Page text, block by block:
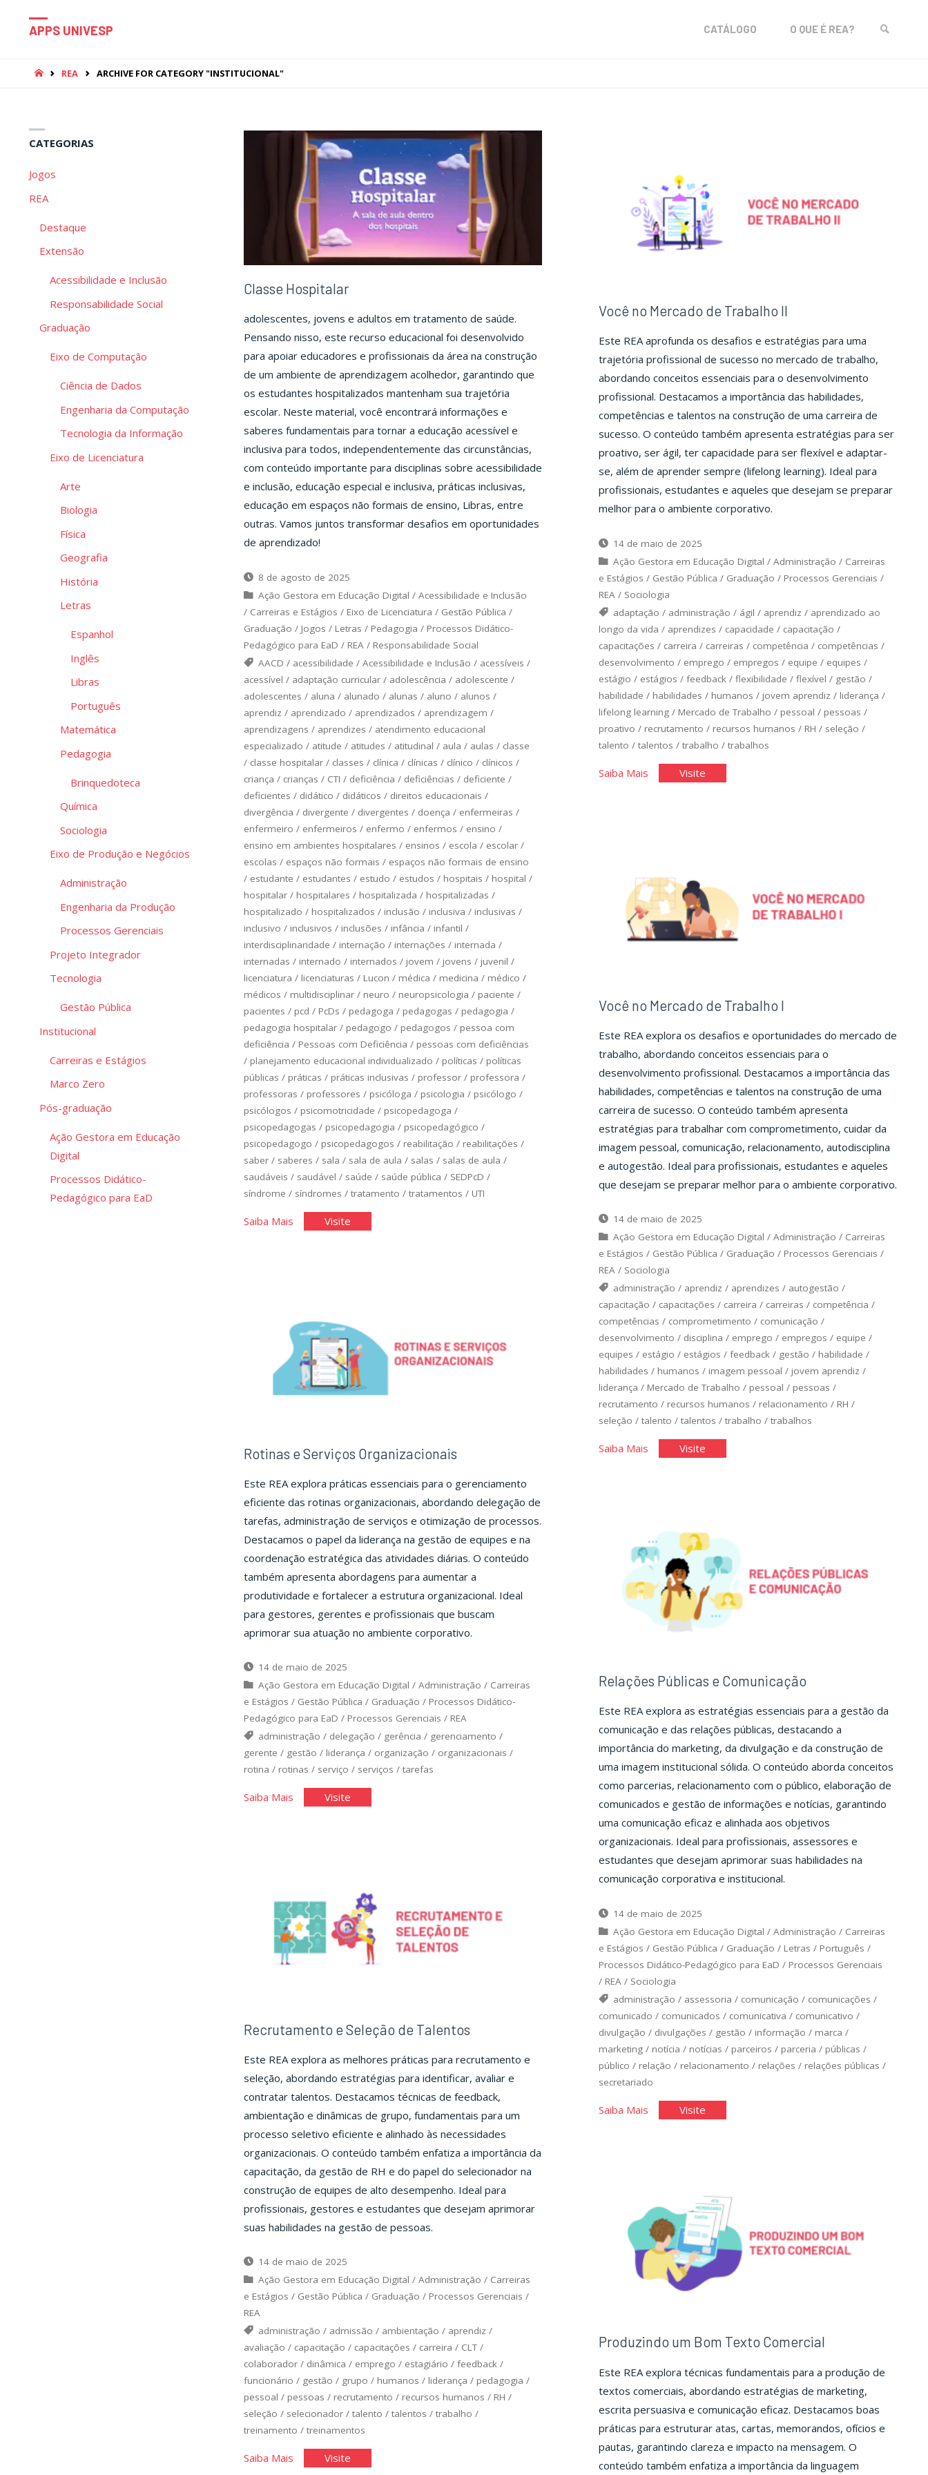
APPS UNIVESP CATÁLOGO O QUE É REA?
HOME
REA ARCHIVE FOR CATEGORY "INSTITUCIONAL"
Classe Hospitalar
adolescentes, jovens e adultos em tratamento de saúde.
Pensando nisso, este recurso educacional foi desenvolvido
para apoiar educadores e profissionais da área na construção
de um ambiente de aprendizagem acolhedor, garantindo que
os estudantes hospitalizados mantenham sua trajetória
escolar. Neste material, você encontrará informações e
saberes fundamentais para tornar a educação acessível e
inclusiva para todos, independentemente das circunstâncias,
com conteúdo importante para disciplinas sobre acessibilidade
e inclusão, educação especial e inclusiva, práticas inclusivas,
educação em espaços não formais de ensino, Libras, entre
outras. Vamos juntos transformar desafios em oportunidades
de aprendizado!
8 de agosto de 2025
Ação Gestora em Educação Digital /Acessibilidade e Inclusão
/ Carreiras e Estágios / Eixo de Licenciatura / Gestão Pública /
Graduação / Jogos / Letras / Pedagogia / Processos Didático-
Pedagógico para EaD / REA/ Responsabilidade Social
AACD / acessibilidade /Acessibilidade e Inclusão / acessíveis /
acessível / adaptação curricular/ adolescência / adolescente /
adolescentes / aluna / alunado / alunas / aluno / alunos /
aprendiz / aprendizado / aprendizados / aprendizagem /
aprendizagens / aprendizes / atendimento educacional
especializado / atitude / atitudes / atitudinal / aula / aulas / classe
/ classe hospitalar/ classes / clínica / clínicas / clínico / clínicos /
criança / crianças / CTI / deficiência / deficiências / deficiente /
deficientes / didático / didáticos / direitos educacionais /
divergência / divergente / divergentes / doença / enfermeiras /
enfermeiro / enfermeiros / enfermo / enfermos / ensino /
ensino em ambientes hospitalares / ensinos / escola / escolar/
escolas / espaços não formais / espaços não formais de ensino
/ estudante / estudantes / estudo / estudos / hospitais / hospital /
hospitalar/ hospitalares / hospitalizada / hospitalizadas /
hospitalizado / hospitalizados / inclusão / inclusiva / inclusivas /
inclusivo / inclusivos / inclusões / infância / infantil /
interdisciplinaridade / internação / internações / internada /
internadas / internado / internados / jovem / jovens / juvenil /
licenciatura / licenciaturas / Lucon / médica / medicina / médico /
médicos / multidisciplinar/ neuro / neuropsicologia / paciente /
pacientes / pcd / PcDs / pedagoga / pedagogas / pedagogia /
pedagogia hospitalar/ pedagogo / pedagogos / pessoa com
deficiência / Pessoas com Deficiência / pessoas com deficiências
/ planejamento educacional individualizado / políticas / políticas
públicas / práticas / práticas inclusivas / professor/ professora /
professoras / professores / psicóloga / psicologia / psicólogo /
psicólogos / psicomotricidade / psicopedagoga /
psicopedagogas / psicopedagogia / psicopedagógico /
psicopedagogo / psicopedagogos / reabilitação / reabilitações /
saber/ saberes / sala / sala de aula / salas / salas de aula /
saudáveis / saudável / saúde / saúde pública / SEDPcD /
síndrome / síndromes / tratamento / tratamentos / UTI
Saiba Mais"ClasseVisite"Classe
Você no Mercado de Trabalho II
Este REA aprofunda os desafios e estratégias para uma
trajetória profissional de sucesso no mercado de trabalho,
abordando conceitos essenciais para o desenvolvimento
profissional. Destacamos a importância das habilidades,
competências e talentos na construção de uma carreira de
sucesso. O conteúdo também apresenta estratégias para ser
proativo, ser ágil, ter capacidade para ser flexível e adaptar-
se, além de aprender sempre (lifelong learning). Ideal para
profissionais, estudantes e aqueles que desejam se preparar
melhor para o ambiente corporativo.
14 de maio de 2025
Ação Gestora em Educação Digital /Administração / Carreiras
e Estágios / Gestão Pública / Graduação / Processos Gerenciais /
REA/ Sociologia
adaptação / administração / ágil / aprendiz / aprendizado ao
longo da vida / aprendizes / capacidade / capacitação /
capacitações / carreira / carreiras / competência / competências /
desenvolvimento / emprego / empregos / equipe / equipes /
estágio / estágios / feedback/ flexibilidade / flexível / gestão /
habilidade / habilidades / humanos / jovem aprendiz / liderança /
lifelong learning/ Mercado de Trabalho / pessoal / pessoas /
proativo / recrutamento / recursos humanos / RH / seleção /
talento / talentos / trabalho / trabalhos
Saiba Mais"Você
Visite"Você
Você no Mercado de Trabalho I
Este REA explora os desafios e oportunidades do mercado de
trabalho, abordando conceitos essenciais para o
desenvolvimento profissional. Destacamos a importância das
habilidades, competências e talentos na construção de uma
carreira de sucesso. O conteúdo também apresenta
estratégias para trabalhar com comprometimento, cuidar da
imagem pessoal, comunicação, relacionamento, autodisciplina
e autogestão. Ideal para profissionais, estudantes e aqueles
que desejam se preparar melhor para o ambiente corporativo.
14 de maio de 2025
Ação Gestora em Educação Digital /Administração / Carreiras
e Estágios / Gestão Pública / Graduação / Processos Gerenciais /
REA/ Sociologia
administração / aprendiz / aprendizes / autogestão /
capacitação / capacitações / carreira / carreiras / competência /
competências / comprometimento / comunicação /
desenvolvimento / disciplina / emprego / empregos / equipe /
equipes / estágio / estágios / feedback/ gestão / habilidade /
habilidades / humanos / imagem pessoal / jovem aprendiz /
liderança / Mercado de Trabalho / pessoal / pessoas /
recrutamento / recursos humanos / relacionamento / RH /
seleção / talento / talentos / trabalho / trabalhos
Saiba Mais"Você
I"
Visite"Você
I"
Rotinas e Serviços Organizacionais
Este REA explora práticas essenciais para o gerenciamento
eficiente das rotinas organizacionais, abordando delegação de
tarefas, administração de serviços e otimização de processos.
Destacamos o papel da liderança na gestão de equipes e na
coordenação estratégica das atividades diárias. O conteúdo
também apresenta abordagens para aumentar a
produtividade e fortalecer a estrutura organizacional. Ideal
para gestores, gerentes e profissionais que buscam
aprimorar sua atuação no ambiente corporativo.
14 de maio de 2025
Ação Gestora em Educação Digital /Administração / Carreiras
e Estágios / Gestão Pública / Graduação / Processos Didático-
Pedagógico para EaD / Processos Gerenciais / REA
administração / delegação / gerência / gerenciamento /
gerente / gestão / liderança / organização / organizacionais /
rotina / rotinas / serviço / serviços / tarefas
Saiba Mais"RotinasVisite"Rotinas
Relações Públicas e Comunicação
Este REA explora as estratégias essenciais para a gestão da
comunicação e das relações públicas, destacando a
importância do marketing, da divulgação e da construção de
uma imagem institucional sólida. O conteúdo aborda conceitos
como parcerias, relacionamento com o público, elaboração de
comunicados e gestão de informações e notícias, garantindo
uma comunicação eficaz e alinhada aos objetivos
organizacionais. Ideal para profissionais, assessores e
estudantes que desejam aprimorar suas habilidades na
comunicação corporativa e institucional.
14 de maio de 2025
Ação Gestora em Educação Digital /Administração / Carreiras
e Estágios / Gestão Pública / Graduação / Letras / Português /
Processos Didático-Pedagógico para EaD / Processos Gerenciais
/ REA/ Sociologia
administração / assessoria / comunicação / comunicações /
comunicado / comunicados / comunicativa / comunicativo /
divulgação / divulgações / gestão / informação / marca /
marketing/ notícia / notícias / parceiros / parceria / públicas /
público / relação / relacionamento / relações / relações públicas /
secretariado
Saiba Mais"RelaçõesVisite"Relações
Recrutamento e Seleção de Talentos
Este REA explora as melhores práticas para recrutamento e
seleção, abordando estratégias para identificar, avaliar e
contratar talentos. Destacamos técnicas de feedback,
ambientação e dinâmicas de grupo, fundamentais para um
processo seletivo eficiente e alinhado às necessidades
organizacionais. O conteúdo também enfatiza a importância da
capacitação, da gestão de RH e do papel do selecionador na
construção de equipes de alto desempenho. Ideal para
profissionais, gestores e estudantes que desejam aprimorar
suas habilidades na gestão de pessoas.
14 de maio de 2025
Ação Gestora em Educação Digital /Administração / Carreiras
e Estágios / Gestão Pública / Graduação / Processos Gerenciais /
REA
administração / admissão / ambientação / aprendiz /
avaliação / capacitação / capacitações / carreira / CLT/
colaborador/ dinâmica / emprego / estagiário / feedback/
funcionário / gestão / grupo / humanos / liderança / pedagogia /
pessoal / pessoas / recrutamento / recursos humanos / RH /
seleção / selecionador/ talento / talentos / trabalho /
treinamento / treinamentos
Saiba Mais"Recrutamento
Visite"Recrutamento
Produzindo um Bom Texto Comercial
Este REA explora técnicas fundamentais para a produção de
textos comerciais, abordando estratégias de marketing,
escrita persuasiva e comunicação eficaz. Destacamos boas
práticas para estruturar atas, cartas, memorandos, ofícios e
pautas, garantindo clareza e impacto na mensagem. O
conteúdo também enfatiza a importância da linguagem
CATEGORIAS
Jogos
REA
Destaque
Extensão
Acessibilidade e Inclusão
Responsabilidade Social
Graduação
Eixo de Computação
Ciência de Dados
Engenharia da Computação
Tecnologia da Informação
Eixo de Licenciatura
Arte
Biologia
Física
Geografia
História
Letras
Espanhol
Inglês
Libras
Português
Matemática
Pedagogia
Brinquedoteca
Química
Sociologia
Eixo de Produção e Negócios
Administração
Engenharia da Produção
Processos Gerenciais
Projeto Integrador
Tecnologia
Gestão Pública
Institucional
Carreiras e Estágios
Marco Zero
Pós-graduação
Ação Gestora em Educação
Digital
Processos Didático-
Pedagógico para EaD